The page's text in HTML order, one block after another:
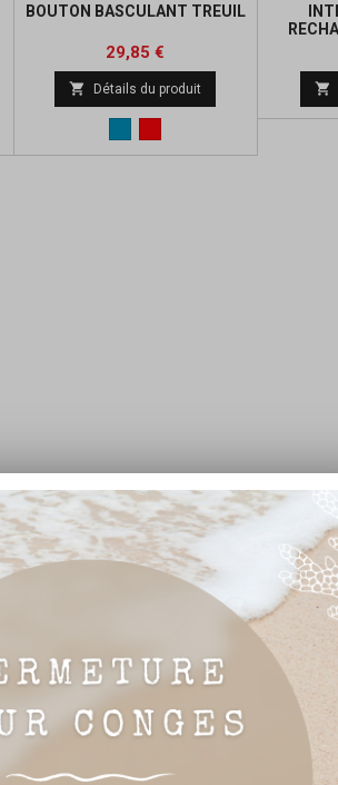
BOUTON BASCULANT TREUIL
Prix
29,85 €
base
 Détails du produit 